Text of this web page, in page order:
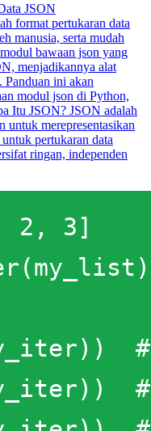
JSON
format pertukaran data
manusia, serta mudah
bawaan json yang
menjadikannya alat
Panduan ini akan
modul json di Python,
Itu JSON? JSON adalah
untuk merepresentasikan
pertukaran data
ringan, independen